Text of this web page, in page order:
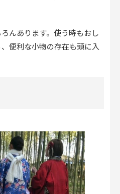
んあります。使う時もおし
便利な小物の存在も頭に入